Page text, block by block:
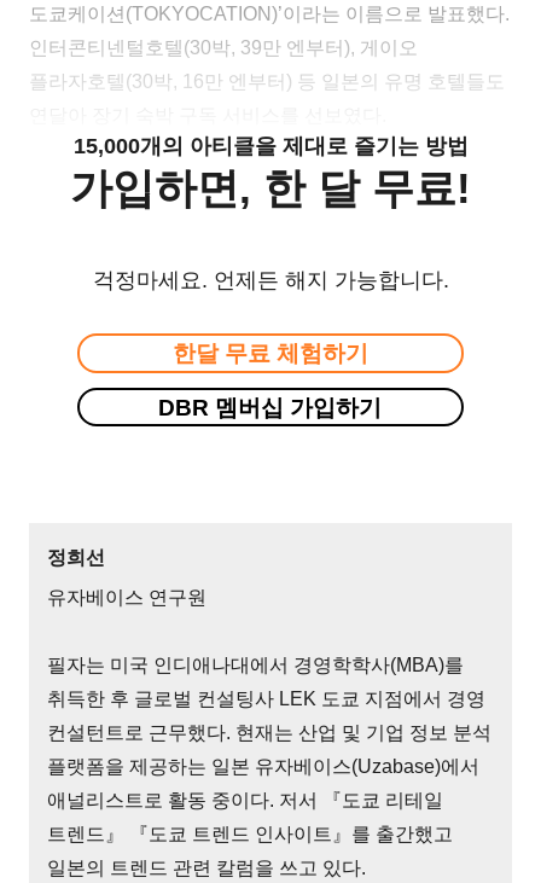
도쿄케이션(TOKYOCATION)’이라는 이름으로 발표했다.
인터콘티넨털호텔(30박, 39만 엔부터), 게이오
플라자호텔(30박, 16만 엔부터) 등 일본의 유명 호텔들도
15,000개의 아티클을 제대로 즐기는 방법
가입하면, 한 달 무료!
걱정마세요. 언제든 해지 가능합니다.
한달 무료 체험하기
DBR 멤버십 가입하기
정희선
유자베이스 연구원
필자는 미국 인디애나대에서 경영학학사(MBA)를
취득한 후 글로벌 컨설팅사 LEK 도쿄 지점에서 경영
컨설턴트로 근무했다. 현재는 산업 및 기업 정보 분석
플랫폼을 제공하는 일본 유자베이스(Uzabase)에서
애널리스트로 활동 중이다. 저서 『도쿄 리테일
트렌드』 『도쿄 트렌드 인사이트』를 출간했고
일본의 트렌드 관련 칼럼을 쓰고 있다.